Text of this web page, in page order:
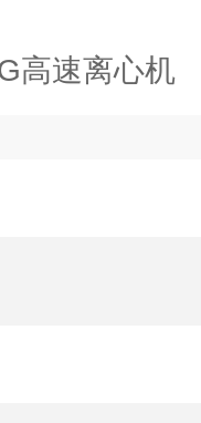
高速离心机